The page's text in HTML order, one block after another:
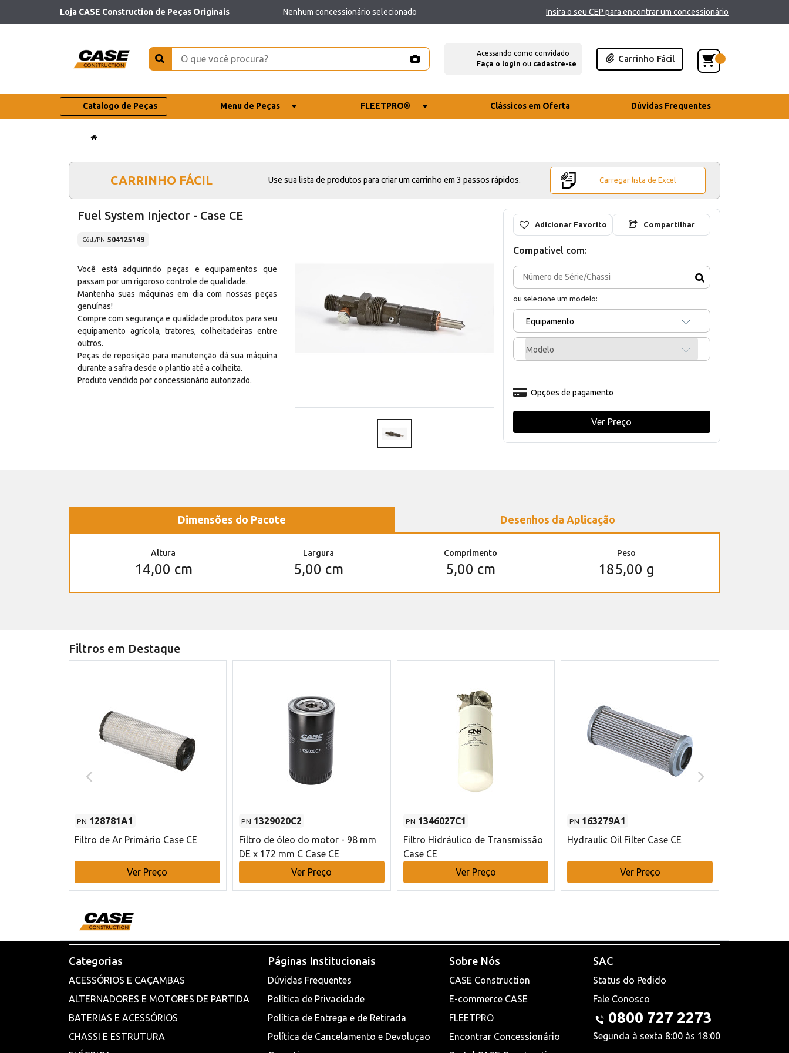
Loja CASE Construction de Peças Originais Nenhum concessionário selecionado Insira o seu CEP para encontrar um concessionário
Acessando como convidado
Faça o login ou cadastre-se
Carrinho Fácil
Catalogo de Peças Menu de Peças FLEETPRO® Clássicos em Oferta Dúvidas Frequentes
CARRINHO FÁCIL Use sua lista de produtos para criar um carrinho em 3 passos rápidos. Carregar lista de Excel
Fuel System Injector - Case CE
Cód./PN 504125149
Você está adquirindo peças e equipamentos que
passam por um rigoroso controle de qualidade.
Mantenha suas máquinas em dia com nossas peças
genuínas!
Compre com segurança e qualidade produtos para seu
equipamento agrícola, tratores, colheitadeiras entre
outros.
Peças de reposição para manutenção dá sua máquina
durante a safra desde o plantio até a colheita.
Produto vendido por concessionário autorizado.
Adicionar Favorito Compartilhar
Compativel com:
ou selecione um modelo:
Equipamento
Modelo
Opções de pagamento
Ver Preço
Dimensões do Pacote Desenhos da Aplicação
Altura
14,00 cm
Largura
5,00 cm
Comprimento
5,00 cm
Peso
185,00 g
Filtros em Destaque
PN 128781A1
Filtro de Ar Primário Case CE
Ver Preço
PN 1329020C2
Filtro de óleo do motor - 98 mm
DE x 172 mm C Case CE
Ver Preço
PN 1346027C1
Filtro Hidráulico de Transmissão
Case CE
Ver Preço
PN 163279A1
Hydraulic Oil Filter Case CE
Ver Preço
Categorias
ACESSÓRIOS E CAÇAMBAS
ALTERNADORES E MOTORES DE PARTIDA
BATERIAS E ACESSÓRIOS
CHASSI E ESTRUTURA
Páginas Institucionais
Dúvidas Frequentes
Política de Privacidade
Política de Entrega e de Retirada
Política de Cancelamento e Devoluçao
Sobre Nós
CASE Construction
E-commerce CASE
FLEETPRO
Encontrar Concessionário
SAC
Status do Pedido
Fale Conosco
0800 727 2273
Segunda à sexta 8:00 às 18:00